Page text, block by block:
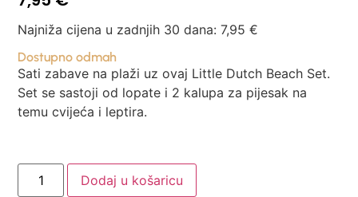
Najniža cijena u zadnjih 30 dana:7,95€
Dostupno odmah
Sati zabave na plaži uz ovaj Little Dutch Beach Set.
Set se sastoji od lopate i 2 kalupa za pijesak na
temu cvijeća i leptira.
Dodaj u košaricu